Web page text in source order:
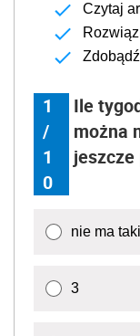
Czytaj
1
/
1
0
Ile
można
jeszcze
nie ma
3